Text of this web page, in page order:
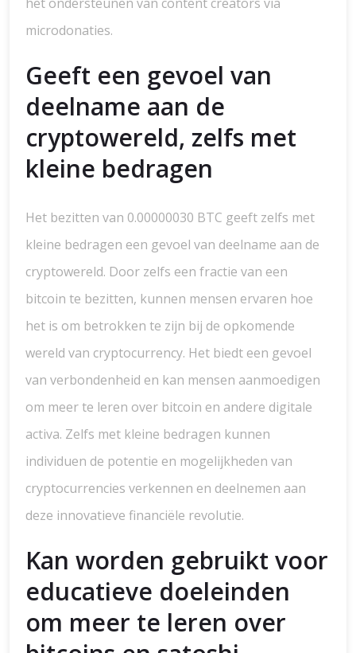
microdonaties.
Geeft een gevoel van
deelname aan de
cryptowereld, zelfs met
kleine bedragen
Het bezitten van 0.00000030 BTC geeft zelfs met
kleine bedragen een gevoel van deelname aan de
cryptowereld. Door zelfs een fractie van een
bitcoin te bezitten, kunnen mensen ervaren hoe
het is om betrokken te zijn bij de opkomende
wereld van cryptocurrency. Het biedt een gevoel
van verbondenheid en kan mensen aanmoedigen
om meer te leren over bitcoin en andere digitale
activa. Zelfs met kleine bedragen kunnen
individuen de potentie en mogelijkheden van
cryptocurrencies verkennen en deelnemen aan
deze innovatieve financiële revolutie.
Kan worden gebruikt voor
educatieve doeleinden
om meer te leren over